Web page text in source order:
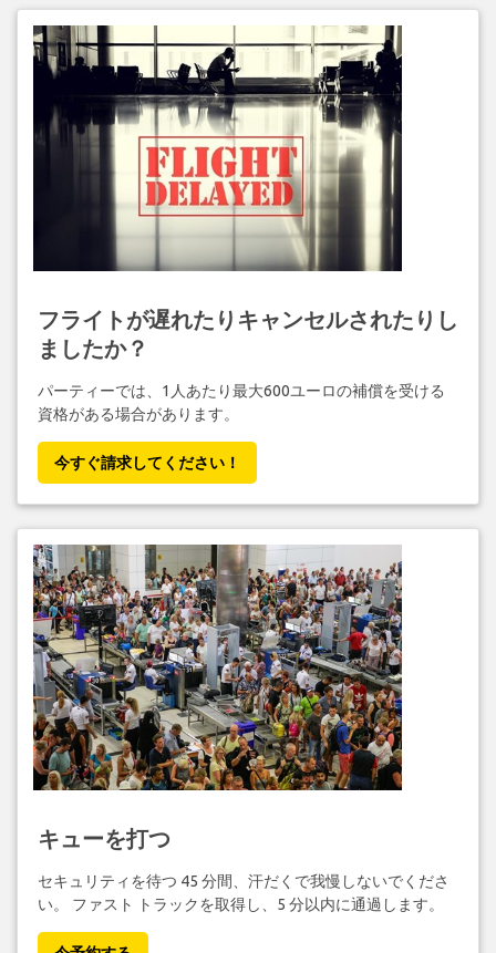
フライトが遅れたりキャンセルされたりし
ましたか？
パーティーでは、1人あたり最大600ユーロの補償を受ける
資格がある場合があります。
今すぐ請求してください！
キューを打つ
セキュリティを待つ 45 分間、汗だくで我慢しないでくださ
い。 ファスト トラックを取得し、5 分以内に通過します。